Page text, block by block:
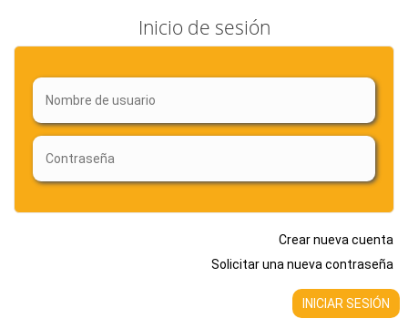
Inicio de sesión
Crear nueva cuenta
Solicitar una nueva contraseña